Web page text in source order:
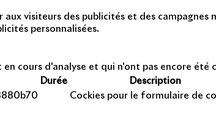
visiteurs des publicités et des
personnalisées.
cours d'analyse et qui n'ont pas encore été
Durée
Description
Cockies pour le formulaire de